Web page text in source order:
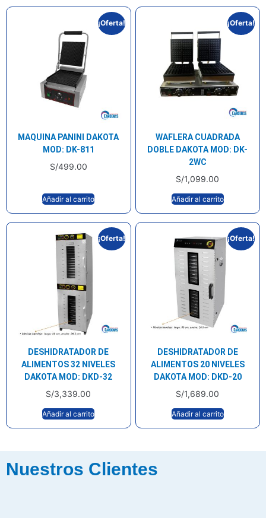
¡Oferta!
MAQUINA PANINI DAKOTA
MOD: DK-811
S/499.00
Añadir al carrito
¡Oferta!
WAFLERA CUADRADA
DOBLE DAKOTA MOD: DK-
2WC
S/1,099.00
Añadir al carrito
¡Oferta!
DESHIDRATADOR DE
ALIMENTOS 32 NIVELES
DAKOTA MOD: DKD-32
S/3,339.00
Añadir al carrito
¡Oferta!
DESHIDRATADOR DE
ALIMENTOS 20 NIVELES
DAKOTA MOD: DKD-20
S/1,689.00
Añadir al carrito
Nuestros Clientes